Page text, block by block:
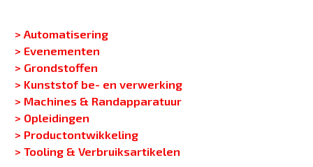
> Automatisering
> Evenementen
> Grondstoffen
> Kunststof be- en verwerking
> Machines & Randapparatuur
> Opleidingen
> Productontwikkeling
> Tooling & Verbruiksartikelen